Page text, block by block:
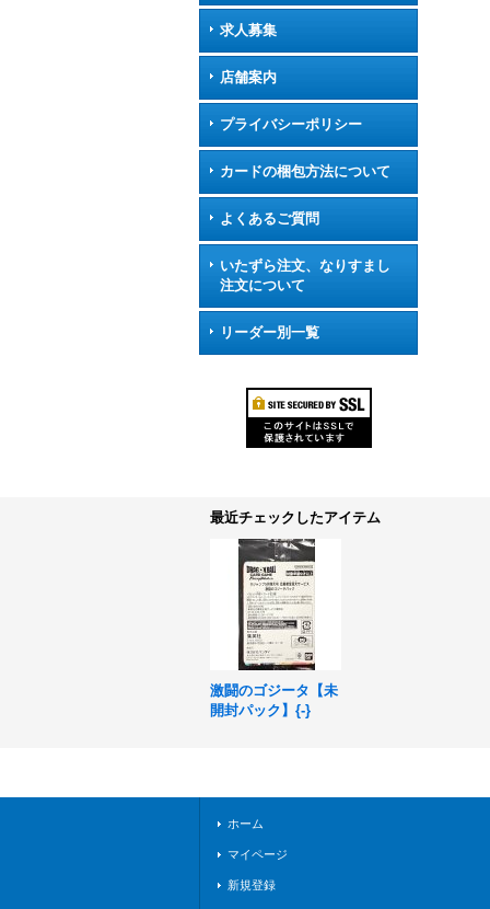
求人募集
店舗案内
プライバシーポリシー
カードの梱包方法について
よくあるご質問
いたずら注文、なりすまし
注文について
リーダー別一覧
最近チェックしたアイテム
激闘のゴジータ【未
開封パック】{-}
ホーム
マイページ
新規登録